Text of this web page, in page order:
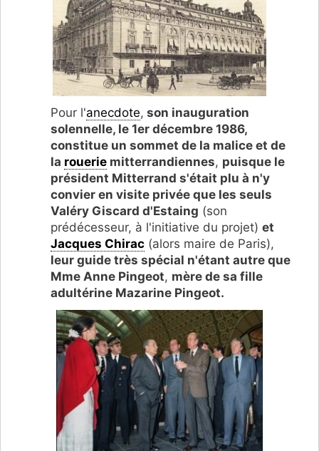
Pour l'anecdote, son inauguration
solennelle, le 1er décembre 1986,
constitue un sommet de la malice et de
la rouerie mitterrandiennes, puisque le
président Mitterrand s'était plu à n'y
convier en visite privée que les seuls
Valéry Giscard d'Estaing (son
prédécesseur, à l'initiative du projet) et
Jacques Chirac (alors maire de Paris),
leur guide très spécial n'étant autre que
Mme Anne Pingeot, mère de sa fille
adultérine Mazarine Pingeot.